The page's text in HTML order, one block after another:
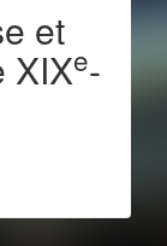
et
XIXe-